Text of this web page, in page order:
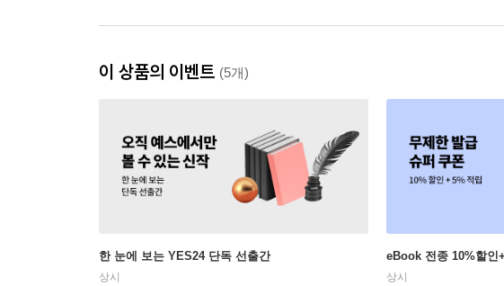
이 상품의 이벤트 (5개)
한 눈에 보는 YES24 단독 선출간
상시
eBook 전종 10%할인
상시